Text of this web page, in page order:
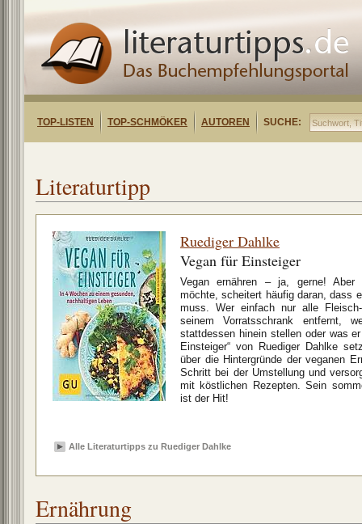
TOP-LISTEN TOP-SCHMÖKER AUTOREN SUCHE:
Literaturtipp
Ruediger Dahlke
Vegan für Einsteiger
Vegan ernähren – ja, gerne! Aber
möchte, scheitert häufig daran, dass
muss. Wer einfach nur alle
seinem Vorratsschrank entfernt,
stattdessen hinein stellen oder was
Einsteiger“ von Ruediger Dahlke
über die Hintergründe der veganen
Schritt bei der Umstellung und
mit köstlichen Rezepten. Sein
ist der Hit!
Alle Literaturtipps zu Ruediger Dahlke
Ernährung